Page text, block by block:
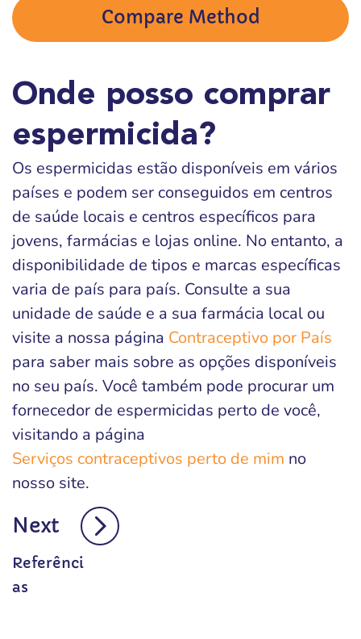
Compare Method
Onde posso comprar
espermicida?
Os espermicidas estão disponíveis em vários
países e podem ser conseguidos em centros
de saúde locais e centros específicos para
jovens, farmácias e lojas online. No entanto, a
disponibilidade de tipos e marcas específicas
varia de país para país. Consulte a sua
unidade de saúde e a sua farmácia local ou
visite a nossa página Contraceptivo por País
para saber mais sobre as opções disponíveis
no seu país. Você também pode procurar um
fornecedor de espermicidas perto de você,
visitando a página
Serviços contraceptivos perto de mim no
nosso site.
Next
Referênci
as